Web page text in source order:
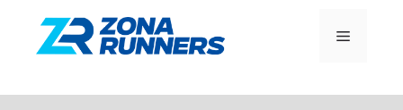
contenido
MENÚ